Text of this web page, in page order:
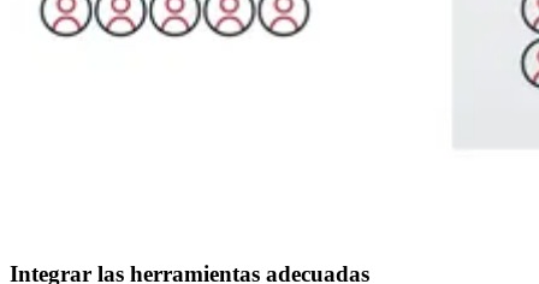
Integrar las herramientas adecuadas